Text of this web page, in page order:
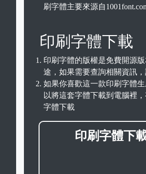
刷字體主要來源自
印刷字體下載
印刷字體的版權是免費開源
途，如果需要查詢相關資訊
如果你喜歡這一款印刷字體
以將這套字體下載到電腦裡
字體下載
印刷字體下